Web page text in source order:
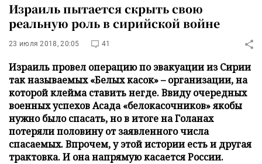
Израиль пытается скрыть свою
реальную роль в сирийской войне
23 июля 2018, 20:05 41
Израиль провел операцию по эвакуации из Сирии
так называемых «Белых касок» – организации, на
которой клейма ставить негде. Ввиду очередных
военных успехов Асада «белокасочников» якобы
нужно было спасать, но в итоге на Голанах
потеряли половину от заявленного числа
спасаемых. Впрочем, у этой истории есть и другая
трактовка. И она напрямую касается России.